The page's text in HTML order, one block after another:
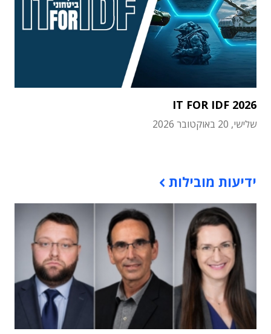
IT FOR IDF 2026
שלישי, 20 באוקטובר 2026
ידיעות מובילות